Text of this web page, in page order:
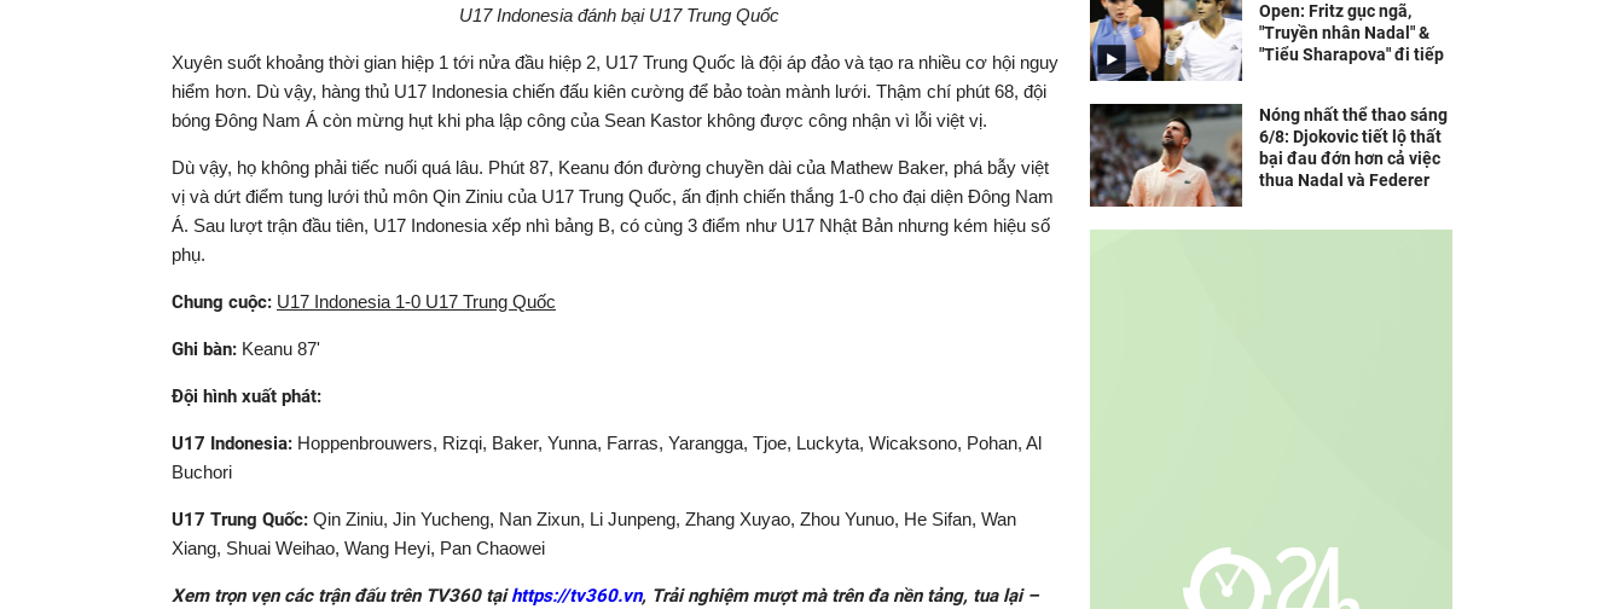
U17 Indonesia đánh bại U17 Trung Quốc
Xuyên suốt khoảng thời gian hiệp 1 tới nửa đầu hiệp 2, U17 Trung Quốc là đội áp đảo và tạo ra nhiều cơ hội nguy
hiểm hơn. Dù vậy, hàng thủ U17 Indonesia chiến đấu kiên cường để bảo toàn mành lưới. Thậm chí phút 68, đội
bóng Đông Nam Á còn mừng hụt khi pha lập công của Sean Kastor không được công nhận vì lỗi việt vị.
Dù vậy, họ không phải tiếc nuối quá lâu. Phút 87, Keanu đón đường chuyền dài của Mathew Baker, phá bẫy việt
vị và dứt điểm tung lưới thủ môn Qin Ziniu của U17 Trung Quốc, ấn định chiến thắng 1-0 cho đại diện Đông Nam
Á. Sau lượt trận đầu tiên, U17 Indonesia xếp nhì bảng B, có cùng 3 điểm như U17 Nhật Bản nhưng kém hiệu số
phụ.
Chung cuộc: U17 Indonesia 1-0 U17 Trung Quốc
Ghi bàn: Keanu 87'
Đội hình xuất phát:
U17 Indonesia: Hoppenbrouwers, Rizqi, Baker, Yunna, Farras, Yarangga, Tjoe, Luckyta, Wicaksono, Pohan, Al
Buchori
U17 Trung Quốc: Qin Ziniu, Jin Yucheng, Nan Zixun, Li Junpeng, Zhang Xuyao, Zhou Yunuo, He Sifan, Wan
Xiang, Shuai Weihao, Wang Heyi, Pan Chaowei
Xem trọn vẹn các trận đấu trên TV360 tạihttps://tv360.vn, Trải nghiệm mượt mà trên đa nền tảng, tua lại –
Open: Fritz gục ngã,
"Truyền nhân Nadal" &
"Tiểu Sharapova" đi tiếp
Nóng nhất thể thao sáng
6/8: Djokovic tiết lộ thất
bại đau đớn hơn cả việc
thua Nadal và Federer